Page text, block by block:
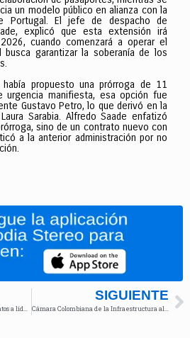
un modelo público en alianza con la
Portugal. El jefe de despacho de
explicó que esta extensión irá
cuando comenzará a operar el
garantizar la soberanía de los
propuesto una prórroga de 11
urgencia manifiesta, esa opción fue
Gustavo Petro, lo que derivó en la
Sarabia. Alfredo Saade enfatizó
sino de un contrato nuevo con
a la anterior administración por no
SIGUIENTE